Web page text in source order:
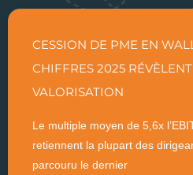
CESSION DE PME EN
CHIFFRES 2025
VALORISATION
Le multiple moyen de 5,6x
retiennent la plupart des
parcouru le dernier